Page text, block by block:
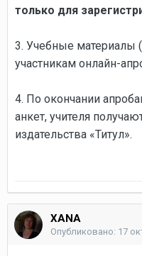
только для
3. Учебные материалы
участникам онлайн-
4. По окончании
анкет, учителя
издательства «Титул».
XANA
Опубликовано: 17